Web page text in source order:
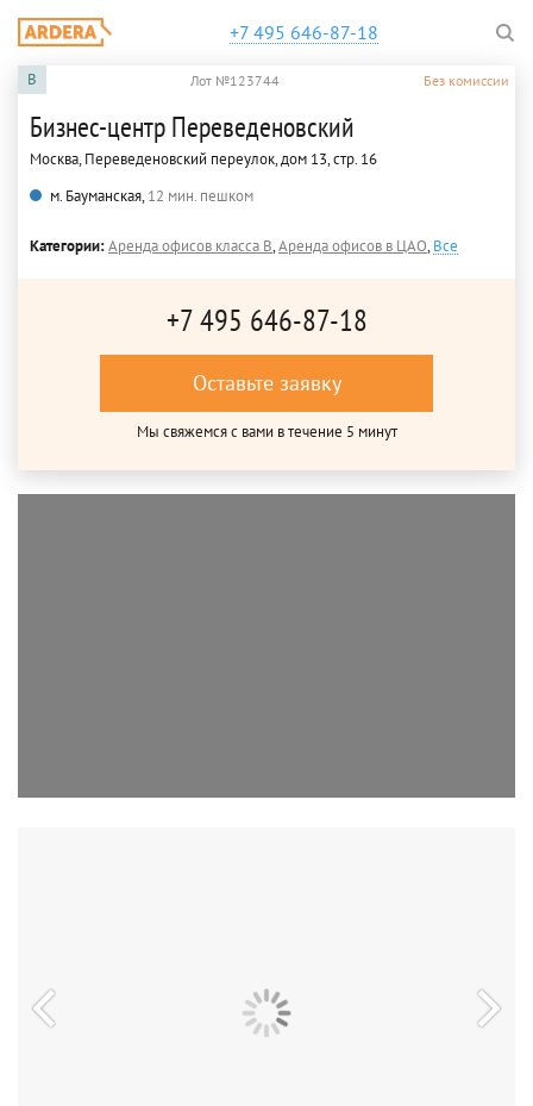
+7 495 646-87-18
B Лот №123744 Без комиссии
Бизнес-центр Переведеновский
Москва, Переведеновский переулок, дом 13, стр. 16
м. Бауманская,12 мин. пешком
Категории:Аренда офисов класса B,Аренда офисов в ЦАО,Все
+7 495 646-87-18
Оставьте заявку
Мы свяжемся с вами в течение 5 минут